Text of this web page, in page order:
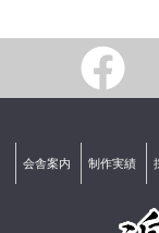
会舎案内 制作実績